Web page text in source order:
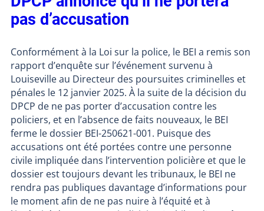
pas d’accusation
Conformément à la Loi sur la police, le BEI a remis son
rapport d’enquête sur l’événement survenu à
Louiseville au Directeur des poursuites criminelles et
pénales le 12 janvier 2025. À la suite de la décision du
DPCP de ne pas porter d’accusation contre les
policiers, et en l’absence de faits nouveaux, le BEI
ferme le dossier BEI-250621-001. Puisque des
accusations ont été portées contre une personne
civile impliquée dans l’intervention policière et que le
dossier est toujours devant les tribunaux, le BEI ne
rendra pas publiques davantage d’informations pour
le moment afin de ne pas nuire à l’équité et à